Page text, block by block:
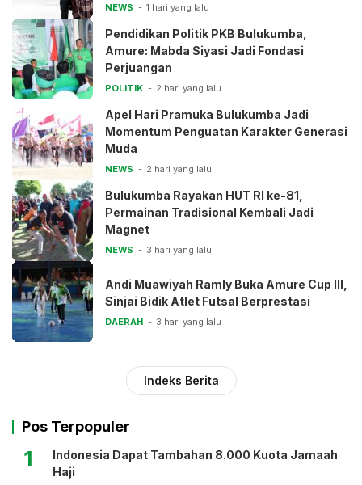
NEWS 1 hari yang lalu
Pendidikan Politik PKB Bulukumba,
Amure: Mabda Siyasi Jadi Fondasi
Perjuangan
POLITIK 2 hari yang lalu
Apel Hari Pramuka Bulukumba Jadi
Momentum Penguatan Karakter Generasi
Muda
NEWS 2 hari yang lalu
Bulukumba Rayakan HUT RI ke-81,
Permainan Tradisional Kembali Jadi
Magnet
NEWS 3 hari yang lalu
Andi Muawiyah Ramly Buka Amure Cup III,
Sinjai Bidik Atlet Futsal Berprestasi
DAERAH 3 hari yang lalu
Indeks Berita
Pos Terpopuler
1
Indonesia Dapat Tambahan 8.000 Kuota Jamaah
Haji